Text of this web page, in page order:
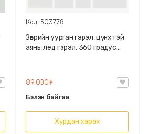
Код: 503778
Зөөврийн уурган гэрэл, цүнхтэй
аяны лед гэрэл, 360 градус
800Ваттын хүчин чадалтай
89,000₮
Бэлэн байгаа
Хурдан харах